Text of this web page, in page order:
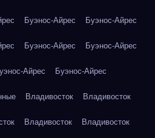
Буэнос-Айрес Буэнос-Айрес
Буэнос-Айрес Буэнос-Айрес
Айрес Буэнос-Айрес
Владивосток Владивосток
Владивосток Владивосток